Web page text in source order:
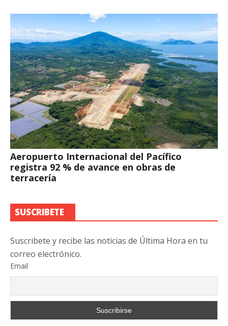
Aeropuerto Internacional del Pacífico
registra 92 % de avance en obras de
terracería
SUSCRIBETE
Suscribete y recibe las noticias de Última Hora en tu
correo electrónico.
Email